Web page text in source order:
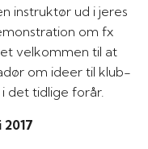
instruktør ud i jeres
om fx
velkommen til at
om ideer til klub-
det tidlige forår.